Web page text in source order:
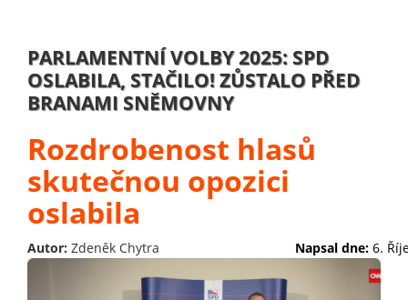
PARLAMENTNÍ VOLBY 2025: SPD
OSLABILA, STAČILO! ZŮSTALO PŘED
BRANAMI SNĚMOVNY
Rozdrobenost hlasů
skutečnou opozici
oslabila
Autor: Zdeněk Chytra Napsal dne: 6.